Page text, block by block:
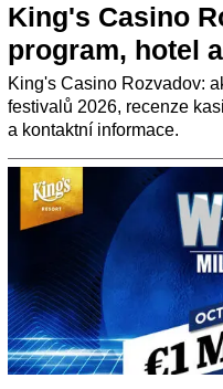
King's Casino
program, hotel
King's Casino Rozvadov:
festivalů 2026, recenze
a kontaktní informace.